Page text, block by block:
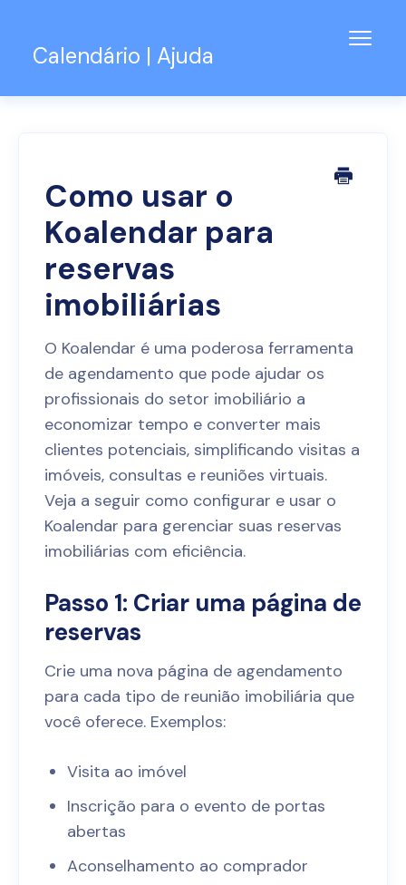
Calendário | Ajuda
Contato
Como usar o
Koalendar para
reservas
imobiliárias
O Koalendar é uma poderosa ferramenta
de agendamento que pode ajudar os
profissionais do setor imobiliário a
economizar tempo e converter mais
clientes potenciais, simplificando visitas a
imóveis, consultas e reuniões virtuais.
Veja a seguir como configurar e usar o
Koalendar para gerenciar suas reservas
imobiliárias com eficiência.
Passo 1: Criar uma página de
reservas
Crie uma nova página de agendamento
para cada tipo de reunião imobiliária que
você oferece. Exemplos:
Visita ao imóvel
Inscrição para o evento de portas
abertas
Aconselhamento ao comprador